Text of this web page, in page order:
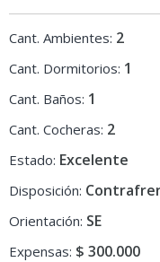
Cant. Ambientes: 2
Cant. Dormitorios: 1
Cant. Baños: 1
Cant. Cocheras: 2
Estado: Excelente
Disposición:
Orientación: SE
Expensas: $ 300.000